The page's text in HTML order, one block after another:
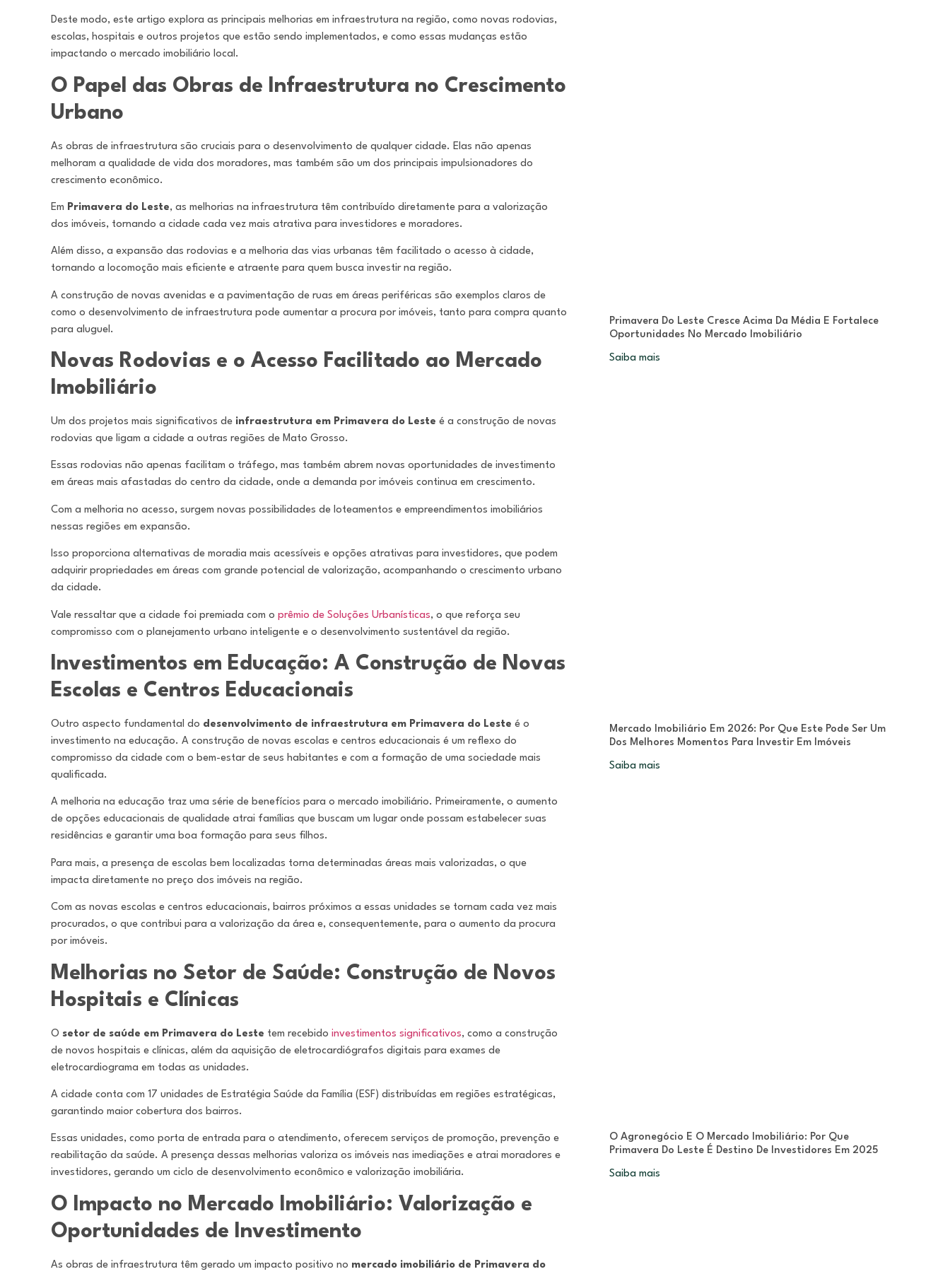
Deste modo, este artigo explora as principais melhorias em infraestrutura na região, como novas rodovias,
escolas, hospitais e outros projetos que estão sendo implementados, e como essas mudanças estão
impactando o mercado imobiliário local.
O Papel das Obras de Infraestrutura no Crescimento
Urbano
As obras de infraestrutura são cruciais para o desenvolvimento de qualquer cidade. Elas não apenas
melhoram a qualidade de vida dos moradores, mas também são um dos principais impulsionadores do
crescimento econômico.
Em Primavera do Leste, as melhorias na infraestrutura têm contribuído diretamente para a valorização
dos imóveis, tornando a cidade cada vez mais atrativa para investidores e moradores.
Além disso, a expansão das rodovias e a melhoria das vias urbanas têm facilitado o acesso à cidade,
tornando a locomoção mais eficiente e atraente para quem busca investir na região.
A construção de novas avenidas e a pavimentação de ruas em áreas periféricas são exemplos claros de
como o desenvolvimento de infraestrutura pode aumentar a procura por imóveis, tanto para compra quanto
para aluguel.
Novas Rodovias e o Acesso Facilitado ao Mercado
Imobiliário
Um dos projetos mais significativos de infraestrutura em Primavera do Leste é a construção de novas
rodovias que ligam a cidade a outras regiões de Mato Grosso.
Essas rodovias não apenas facilitam o tráfego, mas também abrem novas oportunidades de investimento
em áreas mais afastadas do centro da cidade, onde a demanda por imóveis continua em crescimento.
Com a melhoria no acesso, surgem novas possibilidades de loteamentos e empreendimentos imobiliários
nessas regiões em expansão.
Isso proporciona alternativas de moradia mais acessíveis e opções atrativas para investidores, que podem
adquirir propriedades em áreas com grande potencial de valorização, acompanhando o crescimento urbano
da cidade.
Vale ressaltar que a cidade foi premiada com o prêmio de Soluções Urbanísticas, o que reforça seu
compromisso com o planejamento urbano inteligente e o desenvolvimento sustentável da região.
Investimentos em Educação: A Construção de Novas
Escolas e Centros Educacionais
Outro aspecto fundamental do desenvolvimento de infraestrutura em Primavera do Leste é o
investimento na educação. A construção de novas escolas e centros educacionais é um reflexo do
compromisso da cidade com o bem-estar de seus habitantes e com a formação de uma sociedade mais
qualificada.
A melhoria na educação traz uma série de benefícios para o mercado imobiliário. Primeiramente, o aumento
de opções educacionais de qualidade atrai famílias que buscam um lugar onde possam estabelecer suas
residências e garantir uma boa formação para seus filhos.
Para mais, a presença de escolas bem localizadas torna determinadas áreas mais valorizadas, o que
impacta diretamente no preço dos imóveis na região.
Com as novas escolas e centros educacionais, bairros próximos a essas unidades se tornam cada vez mais
procurados, o que contribui para a valorização da área e, consequentemente, para o aumento da procura
por imóveis.
Melhorias no Setor de Saúde: Construção de Novos
Hospitais e Clínicas
O setor de saúde em Primavera do Leste tem recebido investimentos significativos, como a construção
de novos hospitais e clínicas, além da aquisição de eletrocardiógrafos digitais para exames de
eletrocardiograma em todas as unidades.
A cidade conta com 17 unidades de Estratégia Saúde da Família (ESF) distribuídas em regiões estratégicas,
garantindo maior cobertura dos bairros.
Essas unidades, como porta de entrada para o atendimento, oferecem serviços de promoção, prevenção e
reabilitação da saúde. A presença dessas melhorias valoriza os imóveis nas imediações e atrai moradores e
investidores, gerando um ciclo de desenvolvimento econômico e valorização imobiliária.
O Impacto no Mercado Imobiliário: Valorização e
Oportunidades de Investimento
As obras de infraestrutura têm gerado um impacto positivo no mercado imobiliário de Primavera do
Primavera Do Leste Cresce Acima Da Média E Fortalece
Oportunidades No Mercado Imobiliário
Saiba mais
Mercado Imobiliário Em 2026: Por Que Este Pode Ser Um
Dos Melhores Momentos Para Investir Em Imóveis
Saiba mais
O Agronegócio E O Mercado Imobiliário: Por Que
Primavera Do Leste É Destino De Investidores Em 2025
Saiba mais